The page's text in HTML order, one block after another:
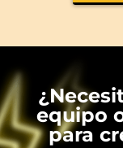
equipo
para